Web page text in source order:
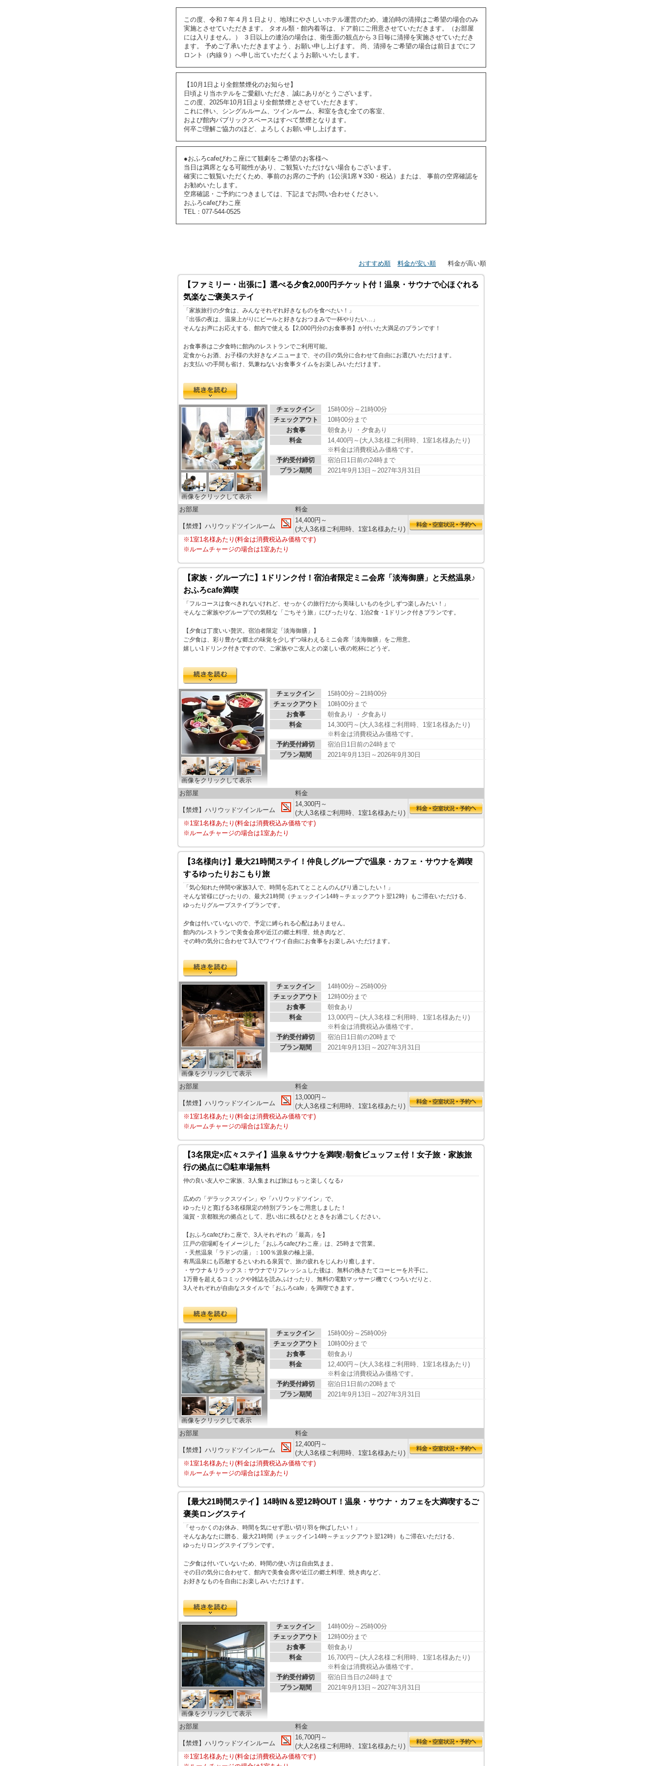
この度、令和７年４月１日より、地球にやさしいホテル運営のため、連泊時の清掃はご希望の場合のみ
実施とさせていただきます。 タオル類・館内着等は、ドア前にご用意させていただきます。（お部屋
には入りません。） ３日以上の連泊の場合は、衛生面の観点から３日毎に清掃を実施させていただき
ます。 予めご了承いただきますよう、お願い申し上げます。 尚、清掃をご希望の場合は前日までにフ
ロント（内線９）へ申し出ていただくようお願いいたします。
【10月1日より全館禁煙化のお知らせ】
日頃より当ホテルをご愛顧いただき、誠にありがとうございます。
この度、2025年10月1日より全館禁煙とさせていただきます。
これに伴い、シングルルーム、ツインルーム、和室を含む全ての客室、
および館内パブリックスペースはすべて禁煙となります。
何卒ご理解ご協力のほど、よろしくお願い申し上げます。
●おふろcafeびわこ座にて観劇をご希望のお客様へ
当日は満席となる可能性があり、ご観覧いただけない場合もございます。
確実にご観覧いただくため、事前のお席のご予約（1公演1席￥330・税込）または、 事前の空席確認を
お勧めいたします。
空席確認・ご予約につきましては、下記までお問い合わせください。
おふろcafeびわこ座
TEL：077-544-0525
おすすめ順 料金が安い順 料金が高い順
【ファミリー・出張に】選べる夕食2,000円チケット付！温泉・サウナで心ほぐれる
気楽なご褒美ステイ
「家族旅行の夕食は、みんなそれぞれ好きなものを食べたい！」
「出張の夜は、温泉上がりにビールと好きなおつまみで一杯やりたい…」
そんなお声にお応えする、館内で使える【2,000円分のお食事券】が付いた大満足のプランです！
お食事券はご夕食時に館内のレストランでご利用可能。
定食からお酒、お子様の大好きなメニューまで、その日の気分に合わせて自由にお選びいただけます。
お支払いの手間も省け、気兼ねないお食事タイムをお楽しみいただけます。
画像をクリックして表示
チェックイン
15時00分～21時00分
チェックアウト
10時00分まで
お食事
朝食あり ・夕食あり
料金
14,400円～(大人3名様ご利用時、1室1名様あたり)
※料金は消費税込み価格です。
予約受付締切
宿泊日1日前の24時まで
プラン期間
2021年9月13日～2027年3月31日
お部屋 料金
【禁煙】ハリウッドツインルーム
14,400円～
(大人3名様ご利用時、1室1名様あたり)
※1室1名様あたり(料金は消費税込み価格です)
※ルームチャージの場合は1室あたり
【家族・グループに】1ドリンク付！宿泊者限定ミニ会席「淡海御膳」と天然温泉♪
おふろcafe満喫
「フルコースは食べきれないけれど、せっかくの旅行だから美味しいものを少しずつ楽しみたい！」
そんなご家族やグループでの気軽な「ごちそう旅」にぴったりな、1泊2食・1ドリンク付きプランです。
【夕食は丁度いい贅沢。宿泊者限定「淡海御膳」】
ご夕食は、彩り豊かな郷土の味覚を少しずつ味わえるミニ会席「淡海御膳」をご用意。
嬉しい1ドリンク付きですので、ご家族やご友人との楽しい夜の乾杯にどうぞ。
画像をクリックして表示
チェックイン
15時00分～21時00分
チェックアウト
10時00分まで
お食事
朝食あり ・夕食あり
料金
14,300円～(大人3名様ご利用時、1室1名様あたり)
※料金は消費税込み価格です。
予約受付締切
宿泊日1日前の24時まで
プラン期間
2021年9月13日～2026年9月30日
お部屋 料金
【禁煙】ハリウッドツインルーム
14,300円～
(大人3名様ご利用時、1室1名様あたり)
※1室1名様あたり(料金は消費税込み価格です)
※ルームチャージの場合は1室あたり
【3名様向け】最大21時間ステイ！仲良しグループで温泉・カフェ・サウナを満喫
するゆったりおこもり旅
「気心知れた仲間や家族3人で、時間を忘れてとことんのんびり過ごしたい！」
そんな皆様にぴったりの、最大21時間（チェックイン14時～チェックアウト翌12時）もご滞在いただける、
ゆったりグループステイプランです。
夕食は付いていないので、予定に縛られる心配はありません。
館内のレストランで美食会席や近江の郷土料理、焼き肉など、
その時の気分に合わせて3人でワイワイ自由にお食事をお楽しみいただけます。
画像をクリックして表示
チェックイン
14時00分～25時00分
チェックアウト
12時00分まで
お食事
朝食あり
料金
13,000円～(大人3名様ご利用時、1室1名様あたり)
※料金は消費税込み価格です。
予約受付締切
宿泊日1日前の20時まで
プラン期間
2021年9月13日～2027年3月31日
お部屋 料金
【禁煙】ハリウッドツインルーム
13,000円～
(大人3名様ご利用時、1室1名様あたり)
※1室1名様あたり(料金は消費税込み価格です)
※ルームチャージの場合は1室あたり
【3名限定×広々ステイ】温泉＆サウナを満喫♪朝食ビュッフェ付！女子旅・家族旅
行の拠点に◎駐車場無料
仲の良い友人やご家族、3人集まれば旅はもっと楽しくなる♪
広めの「デラックスツイン」や「ハリウッドツイン」で、
ゆったりと寛げる3名様限定の特別プランをご用意しました！
滋賀・京都観光の拠点として、思い出に残るひとときをお過ごしください。
【おふろcafeびわこ座で、3人それぞれの「最高」を】
江戸の宿場町をイメージした「おふろcafeびわこ座」は、25時まで営業。
・天然温泉「ラドンの湯」：100％源泉の極上湯。
有馬温泉にも匹敵するといわれる泉質で、旅の疲れをじんわり癒します。
・サウナ＆リラックス：サウナでリフレッシュした後は、無料の挽きたてコーヒーを片手に。
1万冊を超えるコミックや雑誌を読みふけったり、無料の電動マッサージ機でくつろいだりと、
3人それぞれが自由なスタイルで「おふろcafe」を満喫できます。
画像をクリックして表示
チェックイン
15時00分～25時00分
チェックアウト
10時00分まで
お食事
朝食あり
料金
12,400円～(大人3名様ご利用時、1室1名様あたり)
※料金は消費税込み価格です。
予約受付締切
宿泊日1日前の20時まで
プラン期間
2021年9月13日～2027年3月31日
お部屋 料金
【禁煙】ハリウッドツインルーム
12,400円～
(大人3名様ご利用時、1室1名様あたり)
※1室1名様あたり(料金は消費税込み価格です)
※ルームチャージの場合は1室あたり
【最大21時間ステイ】14時IN＆翌12時OUT！温泉・サウナ・カフェを大満喫するご
褒美ロングステイ
「せっかくのお休み、時間を気にせず思い切り羽を伸ばしたい！」
そんなあなたに贈る、最大21時間（チェックイン14時～チェックアウト翌12時）もご滞在いただける、
ゆったりロングステイプランです。
ご夕食は付いていないため、時間の使い方は自由気まま。
その日の気分に合わせて、館内で美食会席や近江の郷土料理、焼き肉など、
お好きなものを自由にお楽しみいただけます。
画像をクリックして表示
チェックイン
14時00分～25時00分
チェックアウト
12時00分まで
お食事
朝食あり
料金
16,700円～(大人2名様ご利用時、1室1名様あたり)
※料金は消費税込み価格です。
予約受付締切
宿泊日当日の24時まで
プラン期間
2021年9月13日～2027年3月31日
お部屋 料金
【禁煙】ハリウッドツインルーム
16,700円～
(大人2名様ご利用時、1室1名様あたり)
※1室1名様あたり(料金は消費税込み価格です)